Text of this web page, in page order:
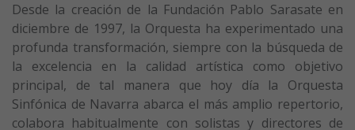
Desde la creación de la Fundación Pablo Sarasate en
diciembre de 1997, la Orquesta ha experimentado una
profunda transformación, siempre con la búsqueda de
la excelencia en la calidad artística como objetivo
principal, de tal manera que hoy día la Orquesta
Sinfónica de Navarra abarca el más amplio repertorio,
colabora habitualmente con solistas y directores de